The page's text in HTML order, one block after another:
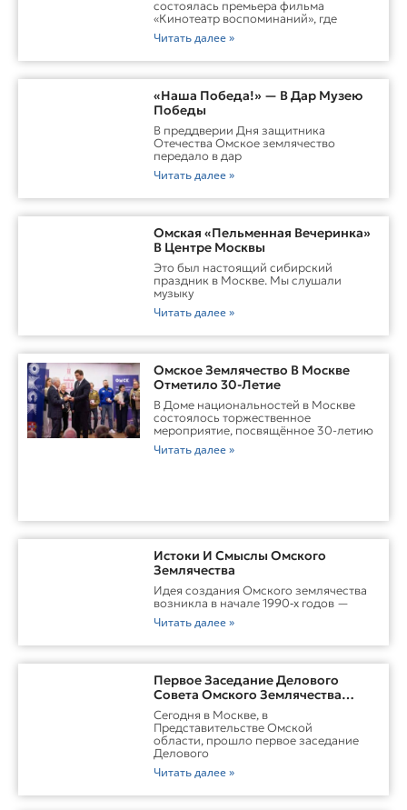
состоялась премьера фильма
«Кинотеатр воспоминаний», где
Читать далее »
«Наша Победа!» — В Дар Музею
Победы
В преддверии Дня защитника
Отечества Омское землячество
передало в дар
Читать далее »
Омская «Пельменная Вечеринка»
В Центре Москвы
Это был настоящий сибирский
праздник в Москве. Мы слушали
музыку
Читать далее »
Омское Землячество В Москве
Отметило 30-Летие
В Доме национальностей в Москве
состоялось торжественное
мероприятие, посвящённое 30-летию
Читать далее »
Истоки И Смыслы Омского
Землячества
Идея создания Омского землячества
возникла в начале 1990‑х годов —
Читать далее »
Первое Заседание Делового
Совета Омского Землячества
Прошло С Участием Губернатора
Омской Области
Сегодня в Москве, в
Представительстве Омской
области, прошло первое заседание
Делового
Читать далее »